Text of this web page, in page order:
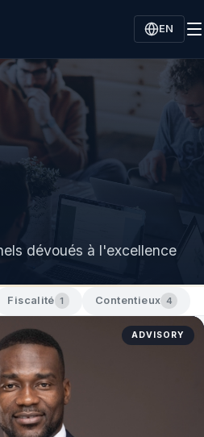
EN
dévoués à l'excellence
Fiscalité 1 Contentieux 4
ADVISORY